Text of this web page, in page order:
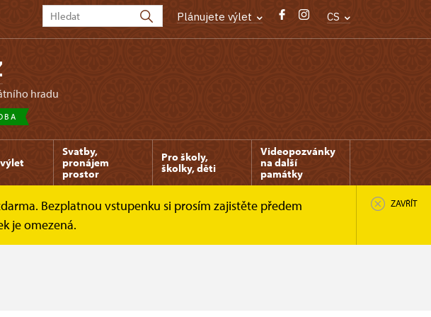
Plánujete výlet CS
hradu
Svatby,
pronájem
prostor
Pro školy,
školky, děti
Videopozvánky
na další
památky
Bezplatnou vstupenku si prosím zajistěte předem
je omezená.
ZAVŘÍT